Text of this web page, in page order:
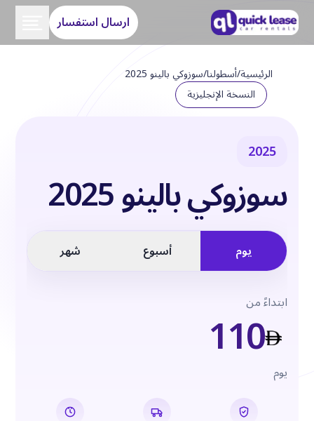
ارسال استفسار
الرئيسية/أسطولنا/سوزوكي بالينو 2025
النسخة الإنجليزية
2025
سوزوكي بالينو 2025
يوم أسبوع شهر
ابتداءً من110 يوم